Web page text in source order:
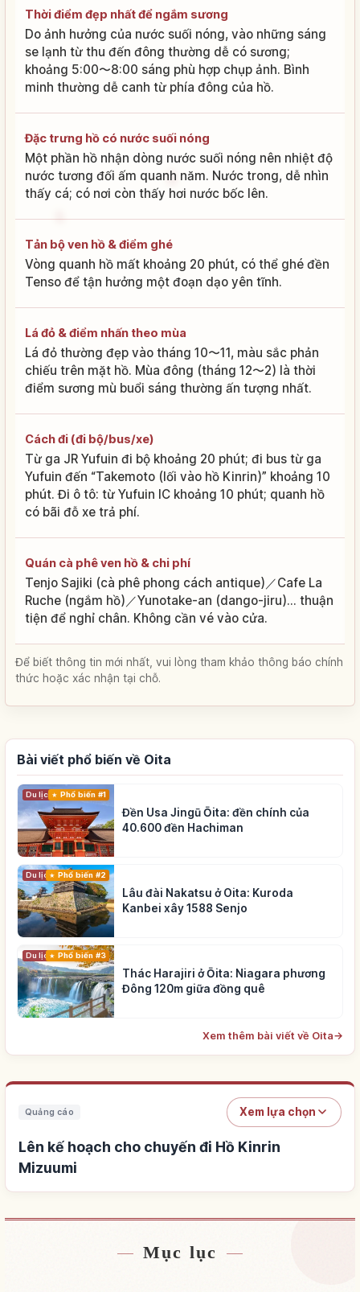
Thời điểm đẹp nhất để ngắm sương
Do ảnh hưởng của nước suối nóng, vào những sáng
se lạnh từ thu đến đông thường dễ có sương;
khoảng 5:00〜8:00 sáng phù hợp chụp ảnh. Bình
minh thường dễ canh từ phía đông của hồ.
Đặc trưng hồ có nước suối nóng
Một phần hồ nhận dòng nước suối nóng nên nhiệt độ
nước tương đối ấm quanh năm. Nước trong, dễ nhìn
thấy cá; có nơi còn thấy hơi nước bốc lên.
Tản bộ ven hồ & điểm ghé
Vòng quanh hồ mất khoảng 20 phút, có thể ghé đền
Tenso để tận hưởng một đoạn dạo yên tĩnh.
Lá đỏ & điểm nhấn theo mùa
Lá đỏ thường đẹp vào tháng 10〜11, màu sắc phản
chiếu trên mặt hồ. Mùa đông (tháng 12〜2) là thời
điểm sương mù buổi sáng thường ấn tượng nhất.
Cách đi (đi bộ/bus/xe)
Từ ga JR Yufuin đi bộ khoảng 20 phút; đi bus từ ga
Yufuin đến “Takemoto (lối vào hồ Kinrin)” khoảng 10
phút. Đi ô tô: từ Yufuin IC khoảng 10 phút; quanh hồ
có bãi đỗ xe trả phí.
Quán cà phê ven hồ & chi phí
Tenjo Sajiki (cà phê phong cách antique)／Cafe La
Ruche (ngắm hồ)／Yunotake-an (dango-jiru)... thuận
tiện để nghỉ chân. Không cần vé vào cửa.
Để biết thông tin mới nhất, vui lòng tham khảo thông báo chính
thức hoặc xác nhận tại chỗ.
Bài viết phổ biến về Oita
Du lịch Phổ biến #1
Đền Usa Jingū Ōita: đền chính của
40.600 đền Hachiman
Du lịch Phổ biến #2
Lâu đài Nakatsu ở Oita: Kuroda
Kanbei xây 1588 Senjo
Du lịch Phổ biến #3
Thác Harajiri ở Ōita: Niagara phương
Đông 120m giữa đồng quê
Xem thêm bài viết về Oita→
Quảng cáo Xem lựa chọn
Lên kế hoạch cho chuyến đi Hồ Kinrin
Mizuumi
Tìm chỗ ở gần Hồ Kinrin Mizuumi
Mục lục